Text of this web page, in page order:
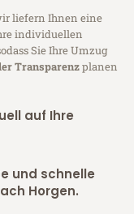
liefern Ihnen eine
individuellen
Sie Ihre Umzug
Transparenzplanen
auf Ihre
und schnelle
Horgen.